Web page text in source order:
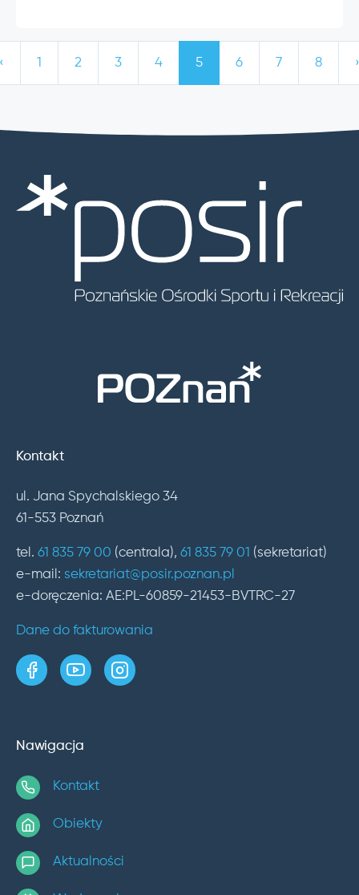
‹ 1 2 3 4 5 6 7 8 ›
Kontakt
ul. Jana Spychalskiego 34
61-553 Poznań
tel. 61 835 79 00 (centrala), 61 835 79 01 (sekretariat)
e-mail: sekretariat@posir.poznan.pl
e-doręczenia: AE:PL-60859-21453-BVTRC-27
Dane do fakturowania
strona w serwisie Facebook
kanał w serwisie YouTube
profil w serwisie Instagram
Nawigacja
Kontakt
Obiekty
Aktualności